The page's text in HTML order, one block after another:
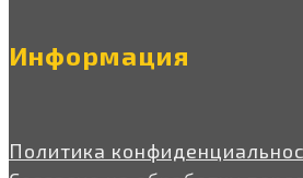
Информация
Политика